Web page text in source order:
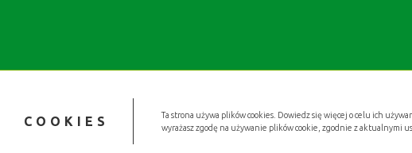
COOKIES
Ta strona używa plików cookies. Dowiedz się więcej o celu ich
wyrażasz zgodę na używanie plików cookie, zgodnie z aktualnymi